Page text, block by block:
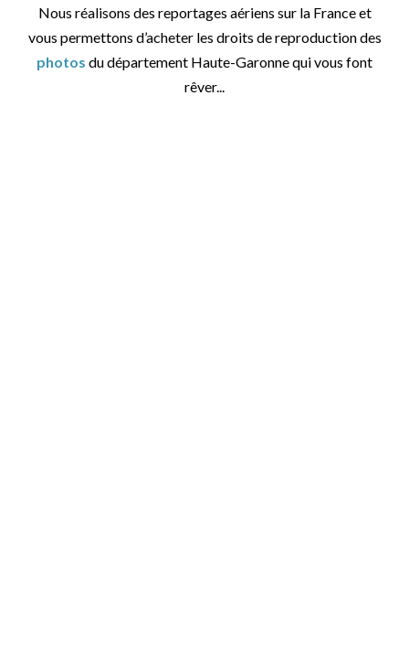
Nous réalisons des reportages aériens sur la France et
vous permettons d’acheter les droits de reproduction des
photos du département Haute-Garonne qui vous font
rêver...